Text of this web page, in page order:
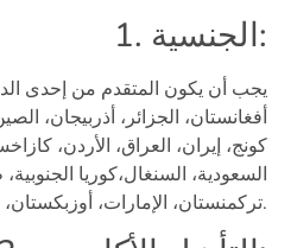
1. الجنسية:
يجب أن يكون المتقدم من إحدى
أفغانستان، الجزائر، أذربيجان،
كونج، إيران، العراق، الأردن،
السعودية، السنغال،كوريا
تركمنستان، الإمارات، أوزبكستان، اليمن.